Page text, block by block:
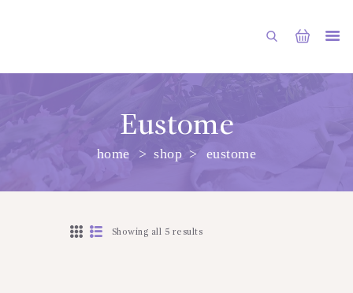
Eustome
home shop eustome
ГЛАВНАЯ
МАГАЗИН
Showing all 5 results